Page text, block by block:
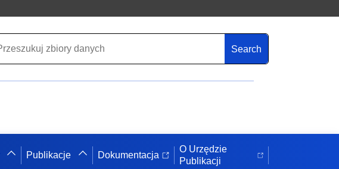
Search
Publikacje Dokumentacja
O Urzędzie
Publikacji